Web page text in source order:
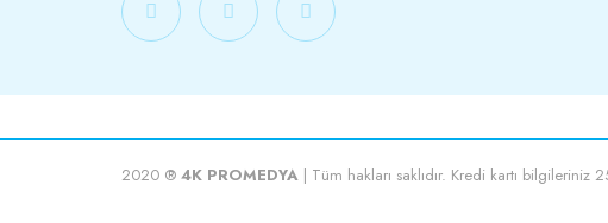
2020 ® 4K PROMEDYA | Tüm hakları saklıdır. Kredi kartı bilgileriniz